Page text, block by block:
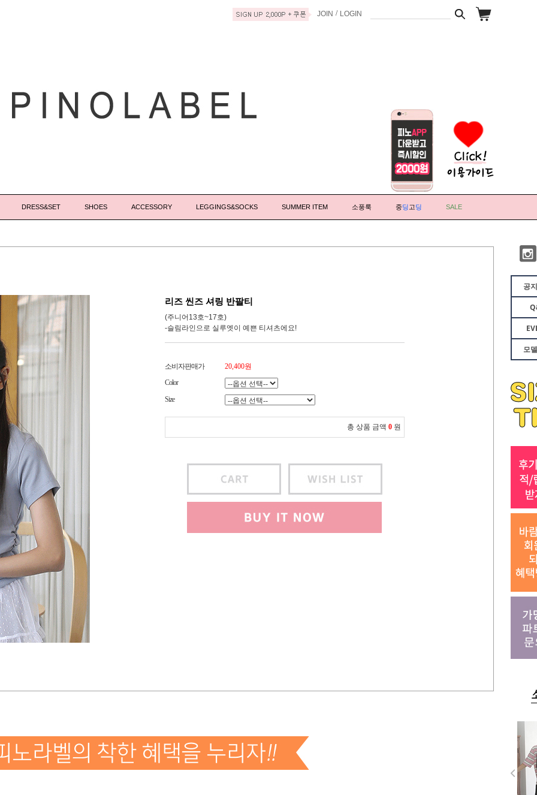
JOIN / LOGIN
공
모
DRESS&SET SHOES ACCESSORY LEGGINGS&SOCKS SUMMER ITEM 소풍룩 중딩고딩 SALE
리즈 씬즈 셔링 반팔티
(주니어13호~17호)
-슬림라인으로 실루엣이 예쁜 티셔츠에요!
소비자판매가
20,400원
Color
Size
총 상품 금액 0 원